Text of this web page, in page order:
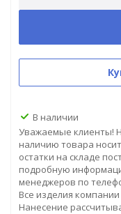
В наличии
Уважаемые клиенты!
наличию товара
остатки на складе
подробную
менеджеров по
Все изделия компании
Нанесение